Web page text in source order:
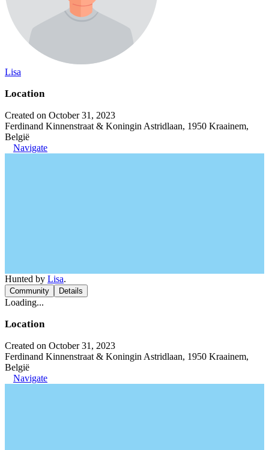
Lisa
Location
Created on October 31, 2023
Ferdinand Kinnenstraat & Koningin Astridlaan, 1950 Kraainem,
België
Navigate
Hunted by Lisa.
Community Details
Loading...
Location
Created on October 31, 2023
Ferdinand Kinnenstraat & Koningin Astridlaan, 1950 Kraainem,
België
Navigate